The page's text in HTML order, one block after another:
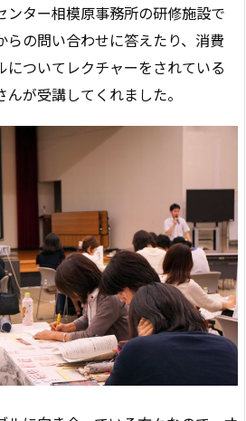
ンター相模原事務所の研修施設で
らの問い合わせに答えたり、消費
ついてレクチャーをされている
が受講してくれました。